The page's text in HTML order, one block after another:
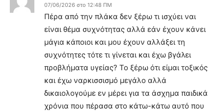
07/06/2026 στο 12:48 ΠΜ
Πέρα από την πλάκα δεν ξέρω τι ισχύει ναι
είναι θέμα συχνότητας αλλά εάν έχουν κάνει
μάγια κάποιοι και μου έχουν αλλάξει τη
συχνότητες τότε τι γίνεται και έχω βγάλει
προβλήματα υγείας? Το ξέρω ότι είμαι τοξικός
και έχω ναρκισσισμό μεγάλο αλλά
δικαιολογούμε εν μέρει για τα άσχημα παιδικά
χρόνια που πέρασα στο κάτω-κάτω αυτό που